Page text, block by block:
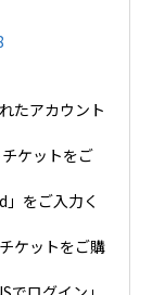
たアカウント
ケットをご
をご入力く
ケットをご購